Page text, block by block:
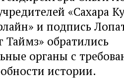
«Сахара
и подпись
обратились
органы с
истории.